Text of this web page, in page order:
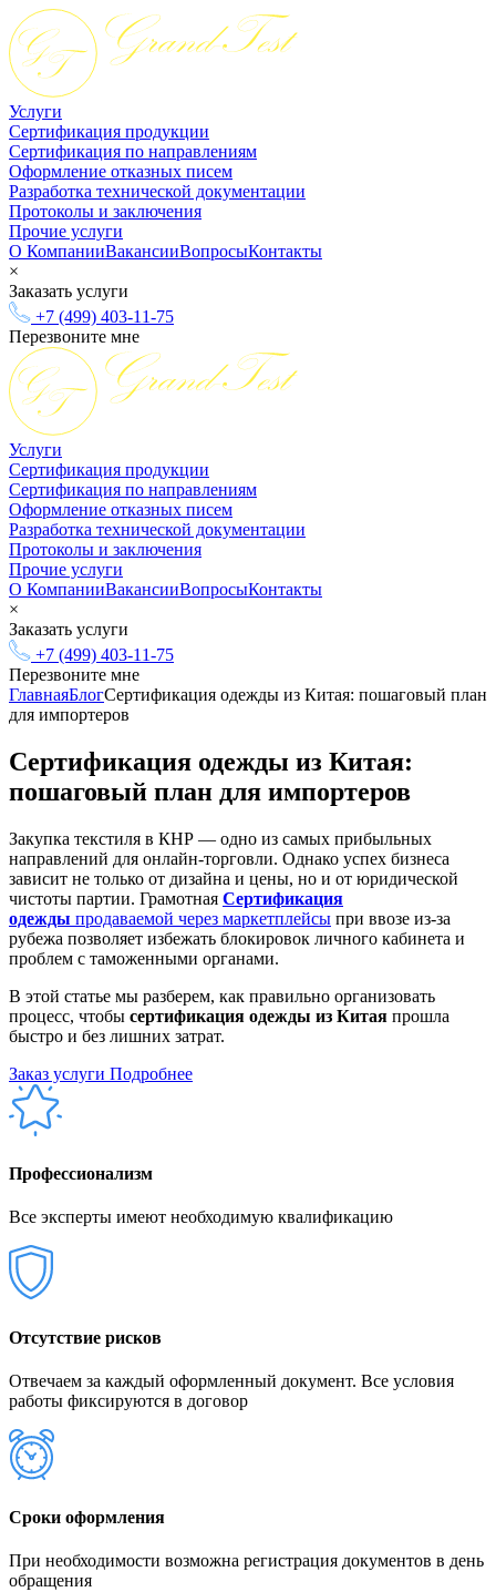
Услуги
Сертификация продукции
Сертификация по направлениям
Оформление отказных писем
Разработка технической документации
Протоколы и заключения
Прочие услуги
О КомпанииВакансииВопросыКонтакты
×
Заказать услуги
+7 (499) 403-11-75
Перезвоните мне
Услуги
Сертификация продукции
Сертификация по направлениям
Оформление отказных писем
Разработка технической документации
Протоколы и заключения
Прочие услуги
О КомпанииВакансииВопросыКонтакты
×
Заказать услуги
+7 (499) 403-11-75
Перезвоните мне
ГлавнаяБлогСертификация одежды из Китая: пошаговый план
для импортеров
Сертификация одежды из Китая:
пошаговый план для импортеров
Закупка текстиля в КНР — одно из самых прибыльных
направлений для онлайн-торговли. Однако успех бизнеса
зависит не только от дизайна и цены, но и от юридической
чистоты партии. Грамотная Сертификация
одежды продаваемой через маркетплейсы при ввозе из-за
рубежа позволяет избежать блокировок личного кабинета и
проблем с таможенными органами.
В этой статье мы разберем, как правильно организовать
процесс, чтобы сертификация одежды из Китая прошла
быстро и без лишних затрат.
Заказ услуги Подробнее
Профессионализм
Все эксперты имеют необходимую квалификацию
Отсутствие рисков
Отвечаем за каждый оформленный документ. Все условия
работы фиксируются в договор
Сроки оформления
При необходимости возможна регистрация документов в день
обращения